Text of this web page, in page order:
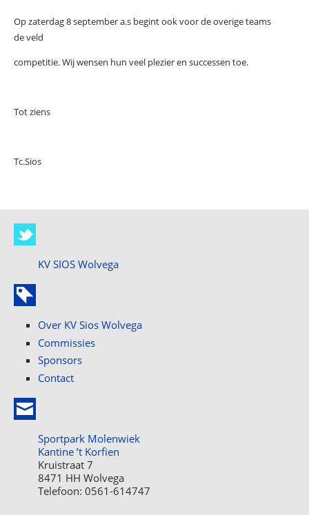
Op zaterdag 8 september a.s begint ook voor de overige teams
de veld
competitie. Wij wensen hun veel plezier en successen toe.
Tot ziens
Tc.Sios
KV SIOS Wolvega
Over KV Sios Wolvega
Commissies
Sponsors
Contact
Sportpark Molenwiek
Kantine ’t Korfien
Kruistraat 7
8471 HH Wolvega
Telefoon: 0561-614747